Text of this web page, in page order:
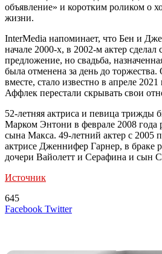
объявление» и коротким роликом о
жизни.
InterMedia напоминает, что Бен и
начале 2000-х, в 2002-м актер
предложение, но свадьба,
была отменена за день до
вместе, стало известно в апреле
Аффлек перестали скрывать свои
52-летняя актриса и певица трижды
Марком Энтони в феврале 2008 года
сына Макса. 49-летний актер с 2005
актрисе Дженнифер Гарнер, в браке
дочери Вайолетт и Серафина и сын
Источник
645
Facebook TwitterLinkedIn
Tumblr
Reddit
Вконтакте
Одноклассники
Skype
Messenger
Messenger
WhatsApp
Telegram
Viber
Line
Поделиться
Печатать